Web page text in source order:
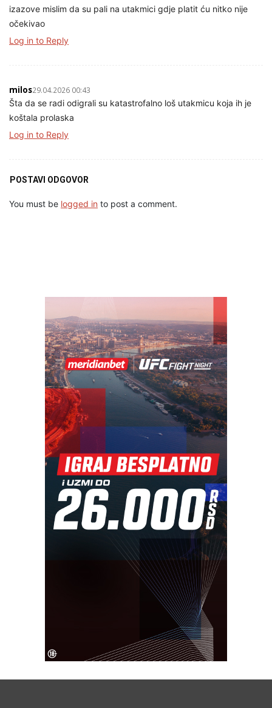
izazove mislim da su pali na utakmici gdje platit ću nitko nije
očekivao
Log in to Reply
milos29.04.2026 00:43
Šta da se radi odigrali su katastrofalno loš utakmicu koja ih je
koštala prolaska
Log in to Reply
POSTAVI ODGOVOR
You must be logged in to post a comment.